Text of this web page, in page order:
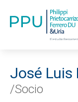
José Luis
/Socio